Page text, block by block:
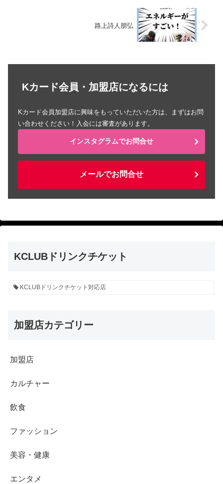
路上詩人朋弘
Kカード会員・加盟店になるには
Kカード会員加盟店に興味をもっていただいた方は、まずはお問
い合わせください！入会には審査があります。
インスタグラムでお問合せ
メールでお問合せ
KCLUBドリンクチケット
KCLUBドリンクチケット対応店
加盟店カテゴリー
加盟店
カルチャー
飲食
ファッション
美容・健康
エンタメ